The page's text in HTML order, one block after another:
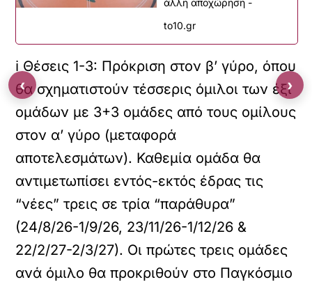
άλλη αποχώρηση -
to10.gr
ℹ Θέσεις 1-3: Πρόκριση στον β’ γύρο, όπου
θα σχηματιστούν τέσσερις όμιλοι των έξι
ομάδων με 3+3 ομάδες από τους ομίλους
στον α’ γύρο (μεταφορά
αποτελεσμάτων). Καθεμία ομάδα θα
αντιμετωπίσει εντός-εκτός έδρας τις
“νέες” τρεις σε τρία “παράθυρα”
(24/8/26-1/9/26, 23/11/26-1/12/26 &
22/2/27-2/3/27). Οι πρώτες τρεις ομάδες
ανά όμιλο θα προκριθούν στο Παγκόσμιο
‹ ›